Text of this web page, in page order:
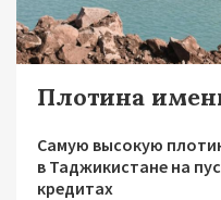
Плотина
Самую высокую
в Таджикистане на
кредитах